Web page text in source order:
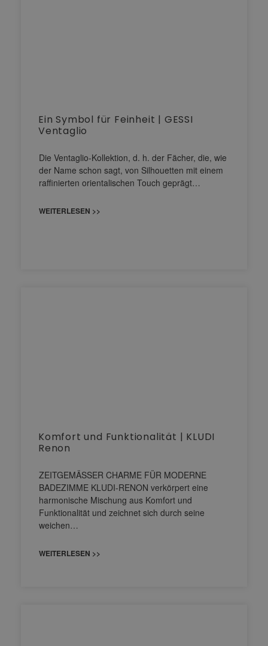
Ein Symbol für Feinheit | GESSI
Ventaglio
Die Ventaglio-Kollektion, d. h. der Fächer, die, wie
der Name schon sagt, von Silhouetten mit einem
raffinierten orientalischen Touch geprägt…
WEITERLESEN >>
Komfort und Funktionalität | KLUDI
Renon
ZEITGEMÄSSER CHARME FÜR MODERNE
BADEZIMME KLUDI-RENON verkörpert eine
harmonische Mischung aus Komfort und
Funktionalität und zeichnet sich durch seine
weichen…
WEITERLESEN >>